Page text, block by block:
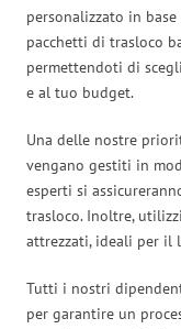
personalizzato in
pacchetti di trasloco
permettendoti di
e al tuo budget.
Una delle nostre
vengano gestiti in
esperti si
trasloco. Inoltre,
attrezzati, ideali per il
Tutti i nostri
per garantire un